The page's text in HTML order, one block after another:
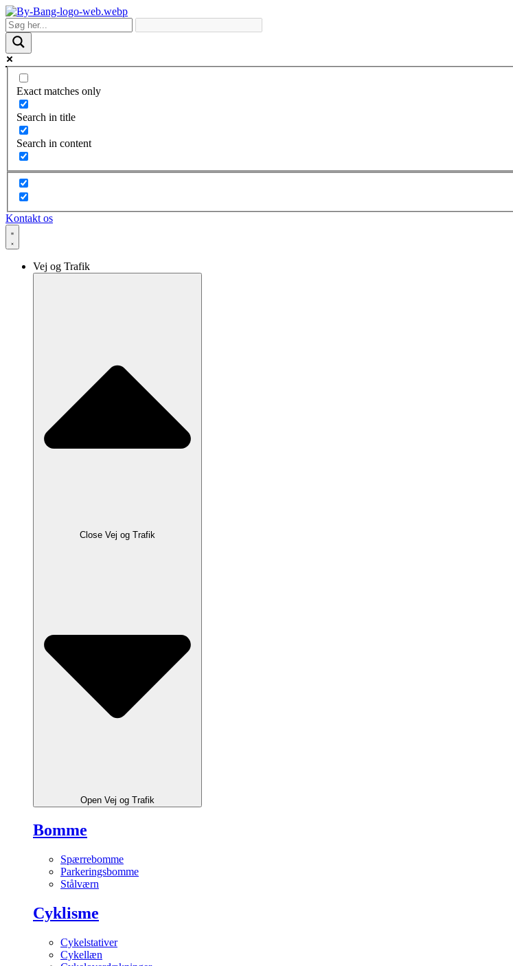
Skip
to
content
Exact matches only
Search in title
Search in content
Kontakt os
Vej og Trafik
Close Vej og Trafik
Open Vej og Trafik
Bomme
Spærrebomme
Parkeringsbomme
Stålværn
Cyklisme
Cykelstativer
Cykellæn